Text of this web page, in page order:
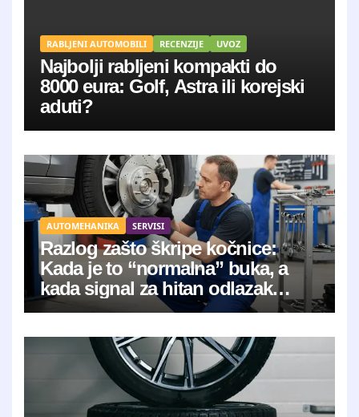
RABLJENI AUTOMOBILI RECENZIJE UVOZ
Najbolji rabljeni kompakti do
8000 eura: Golf, Astra ili korejski
aduti?
AUTOMEHANIKA SERVISI
Razlog zašto škripe kočnice:
Kada je to “normalna” buka, a
kada signal za hitan odlazak
mehaničaru?